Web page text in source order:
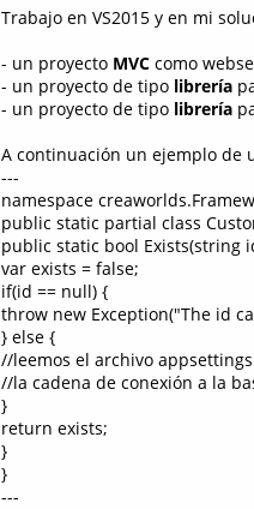
Trabajo en VS2015 y en mi
- un proyecto MVC como
- un proyecto de tipo librería
- un proyecto de tipo librería
A continuación un ejemplo de
---
namespace
public static partial class
public static bool Exists(string
var exists = false;
if(id == null) {
throw new Exception("The id
} else {
//leemos el archivo
//la cadena de conexión a la
}
return exists;
}
}
---